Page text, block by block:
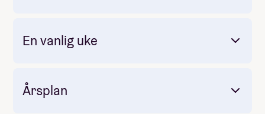
En vanlig uke
Årsplan